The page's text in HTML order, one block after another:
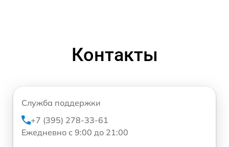
Контакты
Служба поддержки
+7 (395) 278-33-61
Ежедневно с 9:00 до 21:00